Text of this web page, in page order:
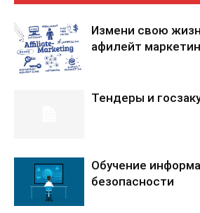
Измени свою
афилейт
Тендеры и
Обучение
безопасности